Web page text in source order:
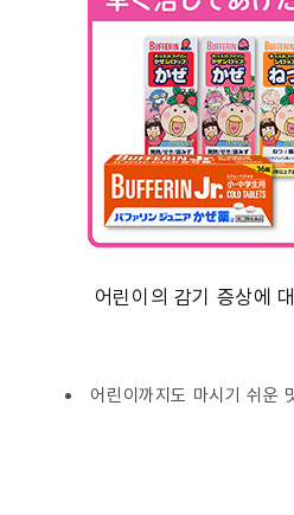
어린이의 감기 증상에
어린이까지도 마시기 쉬운